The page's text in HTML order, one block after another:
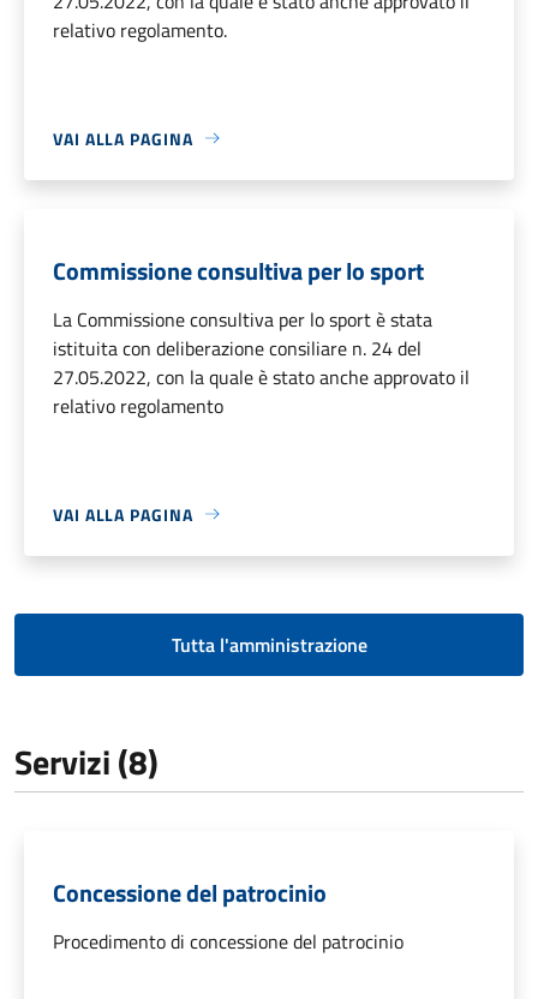
relativo regolamento.
VAI ALLA PAGINA
Commissione consultiva per lo sport
La Commissione consultiva per lo sport è stata
istituita con deliberazione consiliare n. 24 del
27.05.2022, con la quale è stato anche approvato il
relativo regolamento
VAI ALLA PAGINA
Tutta l'amministrazione
Servizi (8)
Concessione del patrocinio
Procedimento di concessione del patrocinio